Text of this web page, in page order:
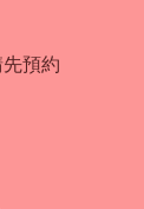
預約